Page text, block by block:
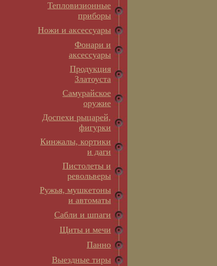
Тепловизионные
приборы
Ножи и аксессуары
Фонари и
аксессуары
Продукция
Златоуста
Самурайское
оружие
Доспехи рыцарей,
фигурки
Кинжалы, кортики
и даги
Пистолеты и
револьверы
Ружья, мушкетоны
и автоматы
Сабли и шпаги
Щиты и мечи
Панно
Выездные тиры